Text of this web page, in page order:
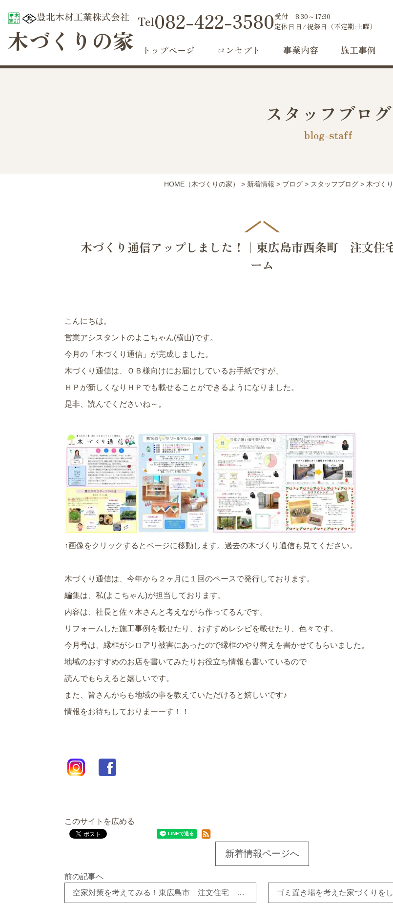
豊北木材工業株式会社
木づくりの家
082-422-3580受付
8:30～17:30
定休日 日/祝祭日（不定期:土曜）
トップページ コンセプト 事業内容 施工事例
スタッフブログ
blog-staff
HOME （木づくりの家） > 新着情報 > ブログ > スタッフブログ > 木づく
木づくり通信アップしました！｜東広島市西条町 注文
ーム
こんにちは。
営業アシスタントのよこちゃん(横山)です。
今月の「木づくり通信」が完成しました。
木づくり通信は、ＯＢ様向けにお届けしているお手紙ですが、
ＨＰが新しくなりＨＰでも載せることができるようになりました。
是非、読んでくださいね～。
↑画像をクリックするとページに移動します。過去の木づくり通信も見てください。
木づくり通信は、今年から２ヶ月に１回のペースで発行しております。
編集は、私(よこちゃん)が担当しております。
内容は、社長と佐々木さんと考えながら作ってるんです。
リフォームした施工事例を載せたり、おすすめレシピを載せたり、色々です。
今月号は、縁框がシロアリ被害にあったので縁框のやり替えを書かせてもらいました。
地域のおすすめのお店を書いてみたりお役立ち情報も書いているので
読んでもらえると嬉しいです。
また、皆さんからも地域の事を教えていただけると嬉しいです♪
情報をお待ちしておりまーーす！！
このサイトを広める
新着情報ページへ
前の記事へ
空家対策を考えてみる！東広島市 注文住宅 リフォーム